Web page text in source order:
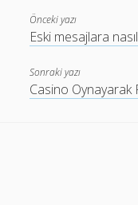
Önceki yazı
Eski mesajlara nasıl
Sonraki yazı
Casino Oynayarak